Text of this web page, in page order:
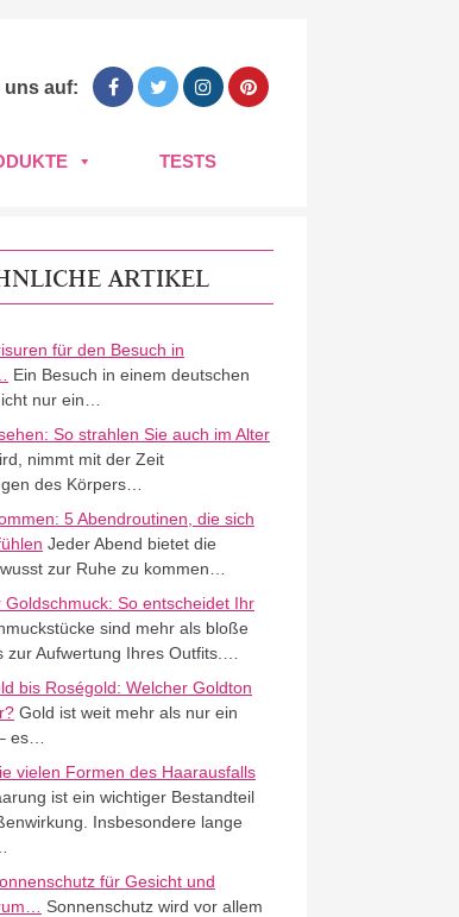
uns auf:
TESTS
ARTIKEL
für den Besuch in
Ein Besuch in einem deutschen
nur ein…
So strahlen Sie auch im Alter
nimmt mit der Zeit
des Körpers…
5 Abendroutinen, die sich
Jeder Abend bietet die
zur Ruhe zu kommen…
Goldschmuck: So entscheidet Ihr
sind mehr als bloße
zur Aufwertung Ihres Outfits.…
bis Roségold: Welcher Goldton
Gold ist weit mehr als nur ein
es…
vielen Formen des Haarausfalls
ist ein wichtiger Bestandteil
Insbesondere lange
für Gesicht und
Sonnenschutz wird vor allem